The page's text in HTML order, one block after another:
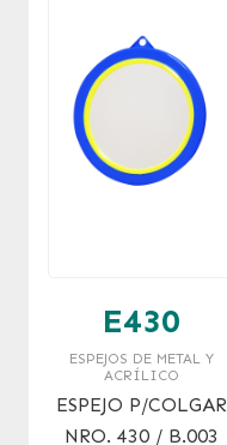
E430
ESPEJOS DE METAL Y
ACRÍLICO
ESPEJO P/COLGAR
NRO. 430 / B.003